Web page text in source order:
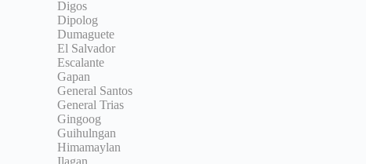
Digos
Dipolog
Dumaguete
El Salvador
Escalante
Gapan
General Santos
General Trias
Gingoog
Guihulngan
Himamaylan
Ilagan